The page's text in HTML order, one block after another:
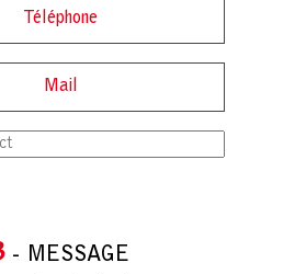
- MESSAGE